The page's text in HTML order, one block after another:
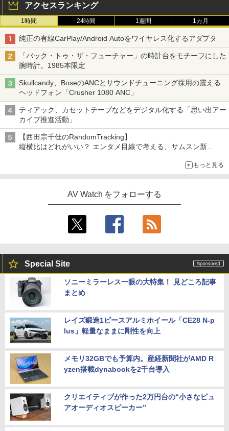
アクセスランキング
1時間 24時間 1週間 1カ月
純正の有線CarPlay/Android Autoをワイヤレス化するアダプタ
「バック・トゥ・ザ・フューチャー」の時計台をモチーフにした
腕時計。1985本限定
Skullcandy、BoseのANCとサウンドチューニング採用の震える
ヘッドフォン「Crusher 1080 ANC」
ティアック、カセットテープなどをデジタル化する「思い出アー
カイブ推進活動」
【西田宗千佳のRandomTracking】
縦横比はどれがいい？ エンタメ目線で考える、サムスン新
もっと見る
AV Watch をフォローする
Special Site
ソニーミラーレス一眼の大特集！ 見どころ記事
まとめ
レイズ鍛造1ピースアルミホイール「CE28 N-p
lus」軽量なままに剛性を向上
メモリ32GBでも予算内。産経新聞社がAMD R
yzen搭載dynabookを2千台導入
クリエイティブが作った2万円台の“小さなピュ
アオーディオスピーカー”